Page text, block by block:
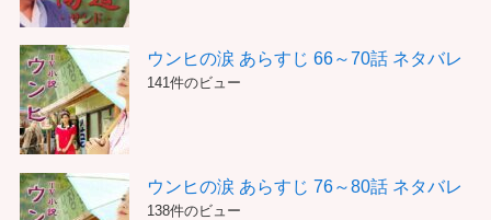
ウンヒの涙 あらすじ 66～70話 ネタバレ
141件のビュー
ウンヒの涙 あらすじ 76～80話 ネタバレ
138件のビュー